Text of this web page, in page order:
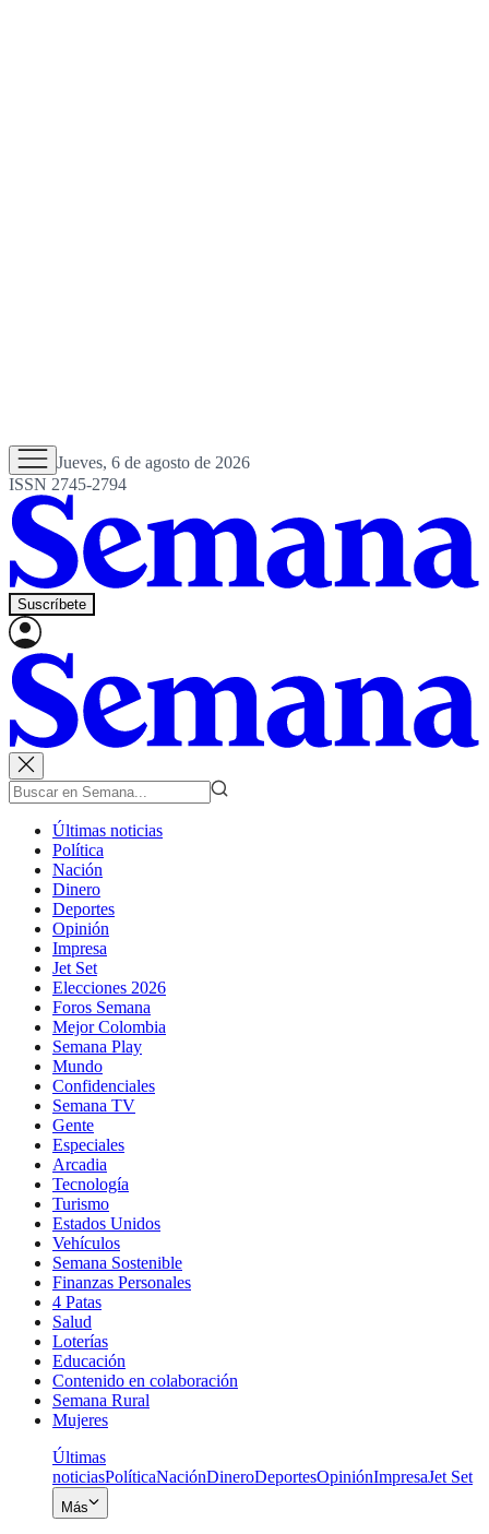
Jueves, 6 de agosto de 2026
ISSN 2745-2794
Suscríbete
Últimas noticias
Política
Nación
Dinero
Deportes
Opinión
Impresa
Jet Set
Elecciones 2026
Foros Semana
Mejor Colombia
Semana Play
Mundo
Confidenciales
Semana TV
Gente
Especiales
Arcadia
Tecnología
Turismo
Estados Unidos
Vehículos
Semana Sostenible
Finanzas Personales
4 Patas
Salud
Loterías
Educación
Contenido en colaboración
Semana Rural
Mujeres
Últimas
noticiasPolíticaNaciónDineroDeportesOpiniónImpresaJet Set
Más